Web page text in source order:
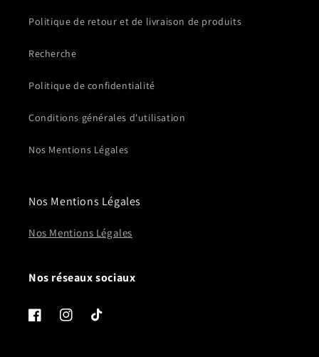
Politique de retour et de livraison de produits
Recherche
Politique de confidentialité
Conditions générales d'utilisation
Nos Mentions Légales
Nos Mentions Légales
Nos Mentions Légales
Nos réseaux sociaux
FacebookInstagramTikTok